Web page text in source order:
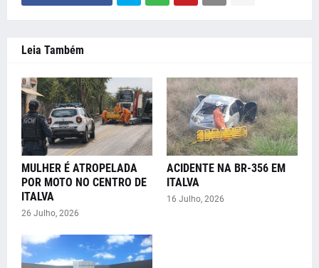
Leia Também
MULHER É ATROPELADA
POR MOTO NO CENTRO DE
ITALVA
26 Julho, 2026
ACIDENTE NA BR-356 EM
ITALVA
16 Julho, 2026